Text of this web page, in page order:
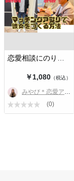
✅ このチケットの特徴
ネットで調べても、
具体的な悩み・相談
ばいい？」
「10歳年下のCさん
このような具体的な
￥1,080（税込）
みやび＊恋愛アドバイザー
(0)